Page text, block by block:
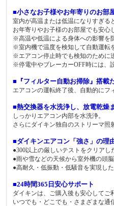
■小さなお子様やお年寄りのお部
室内が高温または低温になりすぎる
お年寄りやお子様のお部屋でも安心
※高温や低温による身体への影響を
※室内機で温度を検知して自動運転
※エアコン停止時でも検知のために
※停電中やブレーカーOFF時には、
■『フィルター自動お掃除』搭載
エアコンの運転終了後、自動的にフ
■熱交換器を水洗浄し、放電乾燥
しっかりエアコン内部を水洗浄。
さらにダイキン独自のストリーマ照
■ダイキンエアコン「強さ」の理
●300以上の厳しいテストをクリアし
●雨や雪などの天候から室外機の頭
●高耐久・低振動・低騒音を実現し
■24時間365日安心サポート
ダイキンは、ご購入後も安心してご
いつでも・どこでも・さまざまな通